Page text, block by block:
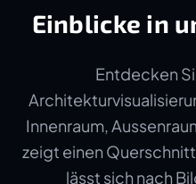
Einblicke in
Entdecken
Innenraum,
zeigt einen
lässt sich nach